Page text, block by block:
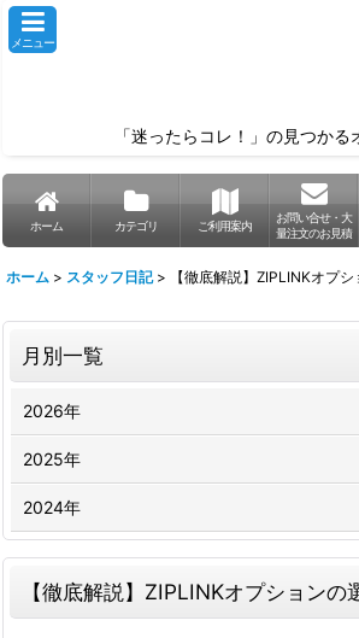
メニュー
「迷ったらコレ！」の見つかる
ホーム カテゴリ ご利用案内
お問い合せ・大
量注文のお見積
ホーム > スタッフ日記 > 【徹底解説】ZIPLINKオプ
【徹底解説】ZIPLINKオプションの
月別一覧
2026年
2025年
2024年